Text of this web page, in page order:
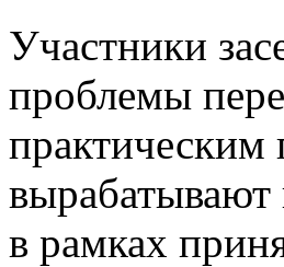
Участники
проблемы
практическим
вырабатывают
в рамках